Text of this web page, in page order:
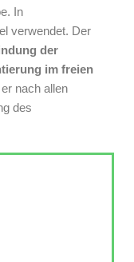
In
verwendet. Der
der
im freien
nach allen
des